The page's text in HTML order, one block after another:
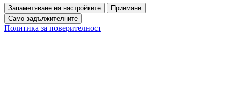
Запаметяване на настройките
Приемане
Само задължителните
Политика за поверителност